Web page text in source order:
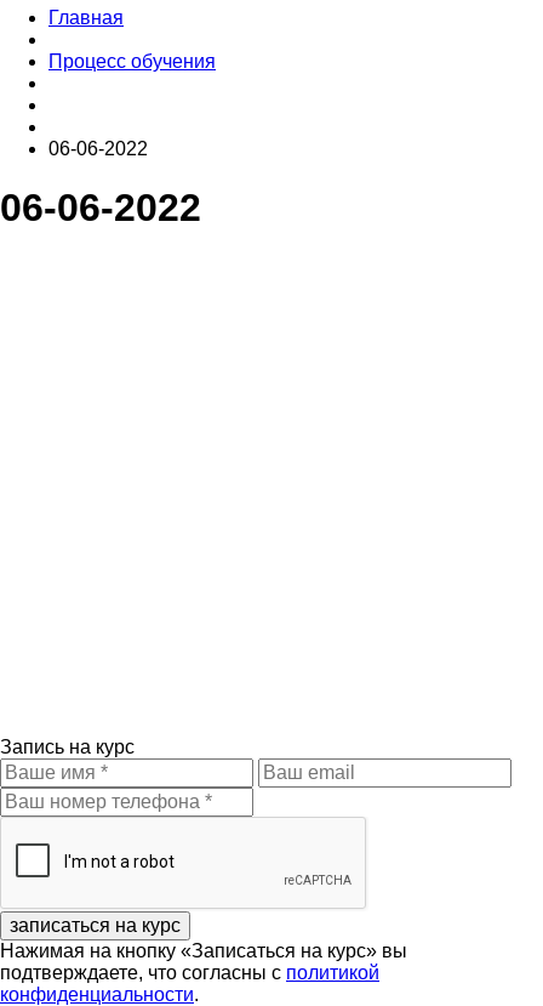
Главная
Процесс обучения
06-06-2022
06-06-2022
Запись на курс
записаться на курс
Нажимая на кнопку «Записаться на курс» вы
подтверждаете, что согласны с политикой
конфиденциальности.